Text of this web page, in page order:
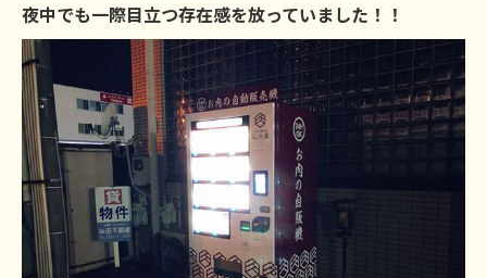
夜中でも一際目立つ存在感を放っていました！！